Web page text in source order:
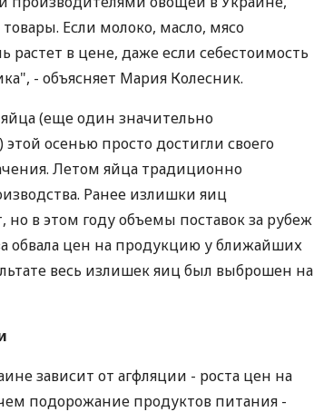
Если молоко, масло, мясо
растет в цене, даже если себестоимость
- объясняет Мария Колесник.
(еще один значительно
осенью просто достигли своего
Летом яйца традиционно
Ранее излишки яиц
но в этом году объемы поставок за рубеж
обвала цен на продукцию у ближайших
весь излишек яиц был выброшен на
зависит от агфляции - роста цен на
подорожание продуктов питания -